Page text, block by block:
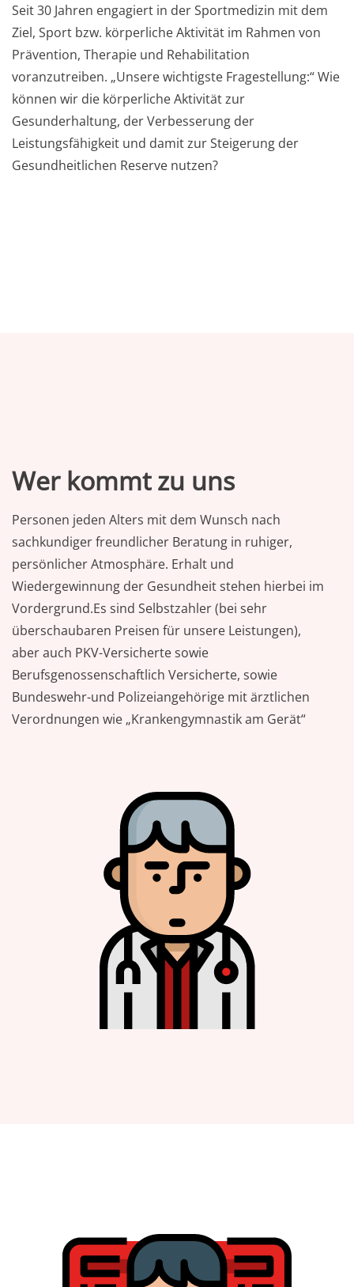
Seit 30 Jahren engagiert in der Sportmedizin mit dem
Ziel, Sport bzw. körperliche Aktivität im Rahmen von
Prävention, Therapie und Rehabilitation
voranzutreiben. „Unsere wichtigste Fragestellung:“ Wie
können wir die körperliche Aktivität zur
Gesunderhaltung, der Verbesserung der
Leistungsfähigkeit und damit zur Steigerung der
Gesundheitlichen Reserve nutzen?
Wer kommt zu uns
Personen jeden Alters mit dem Wunsch nach
sachkundiger freundlicher Beratung in ruhiger,
persönlicher Atmosphäre. Erhalt und
Wiedergewinnung der Gesundheit stehen hierbei im
Vordergrund.Es sind Selbstzahler (bei sehr
überschaubaren Preisen für unsere Leistungen),
aber auch PKV-Versicherte sowie
Berufsgenossenschaftlich Versicherte, sowie
Bundeswehr-und Polizeiangehörige mit ärztlichen
Verordnungen wie „Krankengymnastik am Gerät“